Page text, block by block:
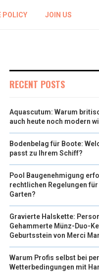
POLICY JOIN US
RECENT POSTS
Aquascutum: Warum
auch heute noch modern
Bodenbelag für Boote:
passt zu Ihrem Schiff?
Pool Baugenehmigung
rechtlichen Regelungen für
Garten?
Gravierte Halskette:
Gehammerte Münz-Duo-
Geburtsstein von Merci
Warum Profis selbst bei
Wetterbedingungen mit